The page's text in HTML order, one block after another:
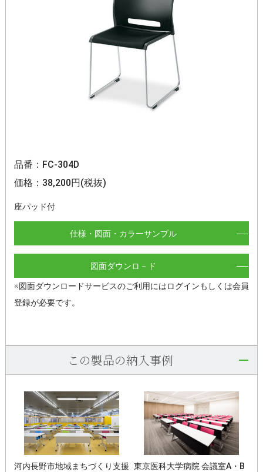
品番：FC-304D
価格：38,200円(税抜)
座パッド付
仕様・図面・カラーサンプル
図面ダウンロ－ド
※図面ダウンロードサービスのご利用にはログインもしくは会員
登録が必要です。
この製品の納入事例
河内長野市地域まちづくり支援 東京医科大学病院 会議室A・B